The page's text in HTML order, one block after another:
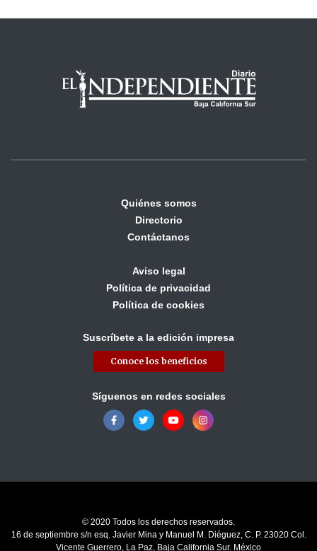
Quiénes somos
Directorio
Contáctanos
Aviso legal
Política de privacidad
Política de cookies
Suscríbete a la edición impresa
Conoce los beneficios
Síguenos en redes sociales
© 2020 Todos los derechos reservados.
16 de septiembre s/n esq. Javier Mina y Manuel M. Diéguez, C. P. 23020 Col.
Vicente Guerrero, La Paz, Baja California Sur. México